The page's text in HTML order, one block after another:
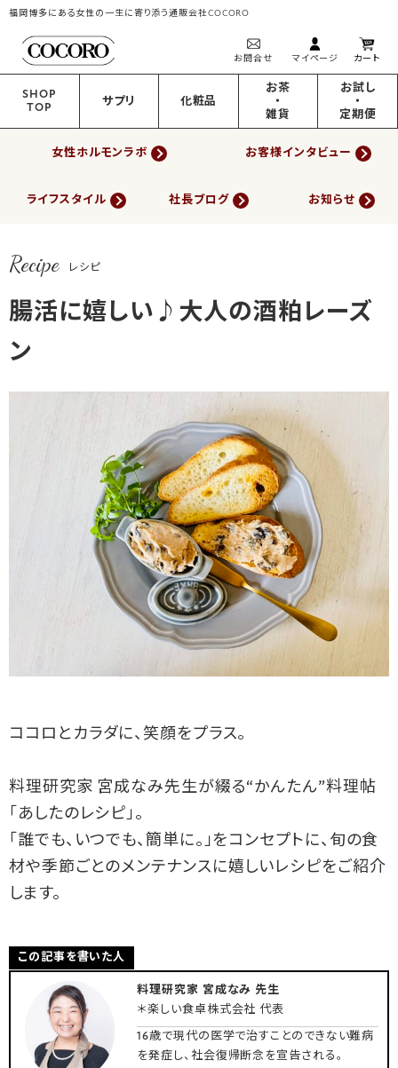
福岡博多にある女性の一生に寄り添う通販会社COCORO
お問合せ マイページ カート
SHOP
TOP
サプリ 化粧品
お茶
・
雑貨
お試し
・
定期便
女性ホルモンラボ お客様インタビュー
ライフスタイル 社長ブログ お知らせ
Recipe レシピ
腸活に嬉しい♪大人の酒粕レーズ
ン
ココロとカラダに、笑顔をプラス。
料理研究家 宮成なみ先生が綴る“かんたん”料理帖
「あしたのレシピ」。
「誰でも、いつでも、簡単に。」をコンセプトに、旬の食
材や季節ごとのメンテナンスに嬉しいレシピをご紹介
します。
この記事を書いた人
料理研究家 宮成なみ 先生
＊楽しい食卓株式会社 代表
16歳で現代の医学で治すことのできない難病
を発症し、社会復帰断念を宣告される。